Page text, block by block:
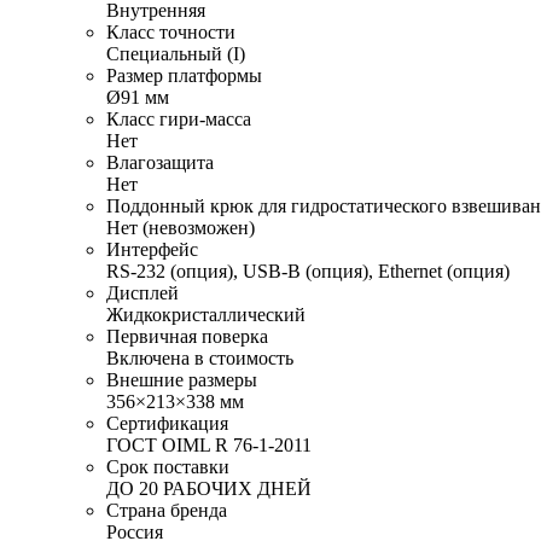
Внутренняя
Класс точности
Специальный (I)
Размер платформы
Ø91 мм
Класс гири-масса
Нет
Влагозащита
Нет
Поддонный крюк для гидростатического
Нет (невозможен)
Интерфейс
RS-232 (опция), USB-B (опция), Ethernet (опция)
Дисплей
Жидкокристаллический
Первичная поверка
Включена в стоимость
Внешние размеры
356×213×338 мм
Сертификация
ГОСТ OIML R 76-1-2011
Срок поставки
ДО 20 РАБОЧИХ ДНЕЙ
Страна бренда
Россия